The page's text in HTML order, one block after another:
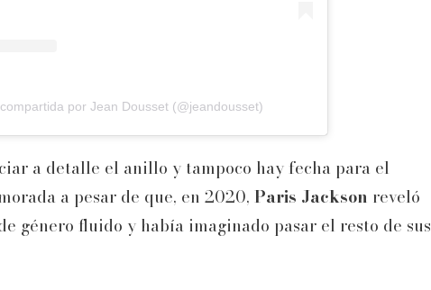
por Jean Dousset (@jeandousset)
a detalle el anillo y tampoco hay fecha para el
a pesar de que, en 2020, Paris Jackson reveló
género fluido y había imaginado pasar el resto de sus